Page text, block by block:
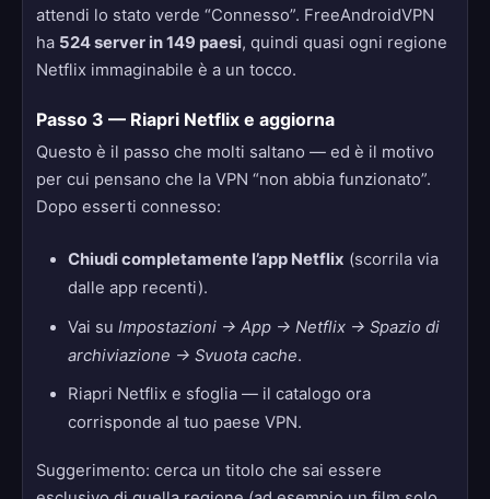
attendi lo stato verde “Connesso”. FreeAndroidVPN
ha 524 server in 149 paesi, quindi quasi ogni regione
Netflix immaginabile è a un tocco.
Passo 3 — Riapri Netflix e aggiorna
Questo è il passo che molti saltano — ed è il motivo
per cui pensano che la VPN “non abbia funzionato”.
Dopo esserti connesso:
Chiudi completamente l’app Netflix (scorrila via
dalle app recenti).
Vai su Impostazioni → App → Netflix → Spazio di
archiviazione → Svuota cache.
Riapri Netflix e sfoglia — il catalogo ora
corrisponde al tuo paese VPN.
Suggerimento: cerca un titolo che sai essere